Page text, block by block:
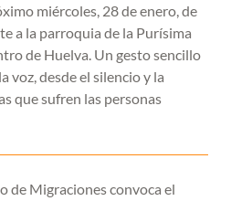
miércoles, 28 de enero, de
a la parroquia de la Purísima
de Huelva. Un gesto sencillo
voz, desde el silencio y la
que sufren las personas
de Migraciones convoca el